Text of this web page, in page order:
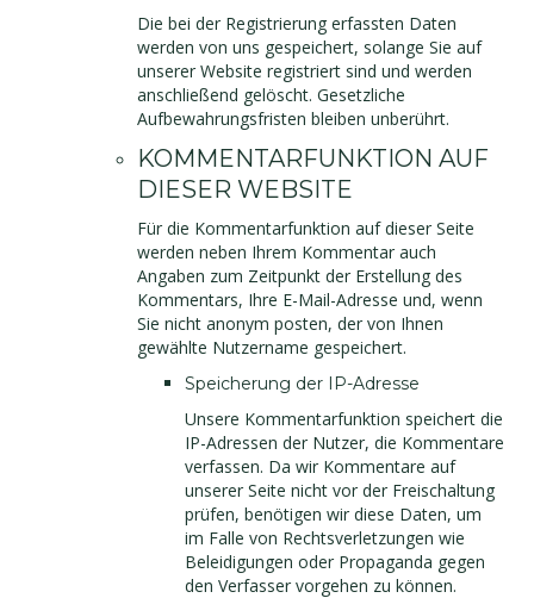
Die bei der Registrierung erfassten Daten
werden von uns gespeichert, solange Sie auf
unserer Website registriert sind und werden
anschließend gelöscht. Gesetzliche
Aufbewahrungsfristen bleiben unberührt.
KOMMENTARFUNKTION AUF
DIESER WEBSITE
Für die Kommentarfunktion auf dieser Seite
werden neben Ihrem Kommentar auch
Angaben zum Zeitpunkt der Erstellung des
Kommentars, Ihre E-Mail-Adresse und, wenn
Sie nicht anonym posten, der von Ihnen
gewählte Nutzername gespeichert.
Speicherung der IP-Adresse
Unsere Kommentarfunktion speichert die
IP-Adressen der Nutzer, die Kommentare
verfassen. Da wir Kommentare auf
unserer Seite nicht vor der Freischaltung
prüfen, benötigen wir diese Daten, um
im Falle von Rechtsverletzungen wie
Beleidigungen oder Propaganda gegen
den Verfasser vorgehen zu können.